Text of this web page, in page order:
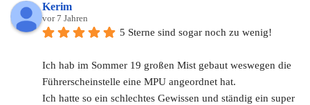
Kerim
vor 7 Jahren
5 Sterne sind sogar noch zu wenig!
Ich hab im Sommer 19 großen Mist gebaut weswegen die
Führerscheinstelle eine MPU angeordnet hat.
Ich hatte so ein schlechtes Gewissen und ständig ein super